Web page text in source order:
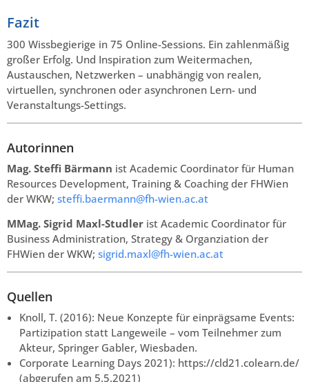
Fazit
300 Wissbegierige in 75 Online-Sessions. Ein zahlenmäßig
großer Erfolg. Und Inspiration zum Weitermachen,
Austauschen, Netzwerken – unabhängig von realen,
virtuellen, synchronen oder asynchronen Lern- und
Veranstaltungs-Settings.
Autorinnen
Mag. Steffi Bärmann ist Academic Coordinator für Human
Resources Development, Training & Coaching der FHWien
der WKW; steffi.baermann@fh-wien.ac.at
MMag. Sigrid Maxl-Studler ist Academic Coordinator für
Business Administration, Strategy & Organziation der
FHWien der WKW; sigrid.maxl@fh-wien.ac.at
Quellen
Knoll, T. (2016): Neue Konzepte für einprägsame Events:
Partizipation statt Langeweile – vom Teilnehmer zum
Akteur, Springer Gabler, Wiesbaden.
Corporate Learning Days 2021): https://cld21.colearn.de/
(abgerufen am 5.5.2021)